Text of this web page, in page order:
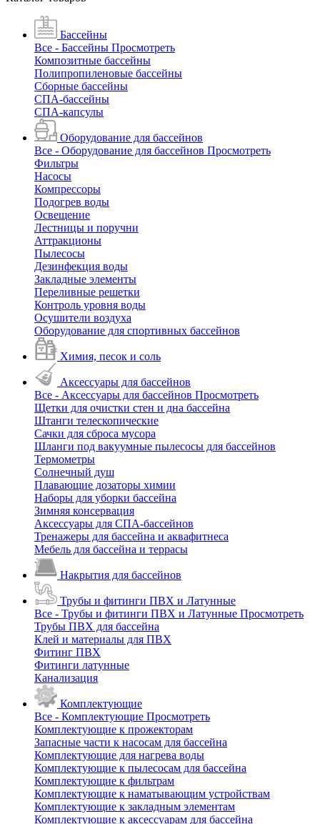
Бассейны
Все - Бассейны Просмотреть
Композитные бассейны
Полипропиленовые бассейны
Сборные бассейны
СПА-бассейны
СПА-капсулы
Оборудование для бассейнов
Все - Оборудование для бассейнов Просмотреть
Фильтры
Насосы
Компрессоры
Подогрев воды
Освещение
Лестницы и поручни
Аттракционы
Пылесосы
Дезинфекция воды
Закладные элементы
Переливные решетки
Контроль уровня воды
Осушители воздуха
Оборудование для спортивных бассейнов
Химия, песок и соль
Аксессуары для бассейнов
Все - Аксессуары для бассейнов Просмотреть
Щетки для очистки стен и дна бассейна
Штанги телескопические
Сачки для сброса мусора
Шланги под вакуумные пылесосы для бассейнов
Термометры
Солнечный душ
Плавающие дозаторы химии
Наборы для уборки бассейна
Зимняя консервация
Аксессуары для СПА-бассейнов
Тренажеры для бассейна и аквафитнеса
Мебель для бассейна и террасы
Накрытия для бассейнов
Трубы и фитинги ПВХ и Латунные
Все - Трубы и фитинги ПВХ и Латунные Просмотреть
Трубы ПВХ для бассейна
Клей и материалы для ПВХ
Фитинг ПВХ
Фитинги латунные
Канализация
Комплектующие
Все - Комплектующие Просмотреть
Комплектующие к прожекторам
Запасные части к насосам для бассейна
Комплектующие для нагрева воды
Комплектующие к пылесосам для бассейна
Комплектующие к фильтрам
Комплектующие к наматывающим устройствам
Комплектующие к закладным элементам
Комплектующие к аксессуарам для бассейна